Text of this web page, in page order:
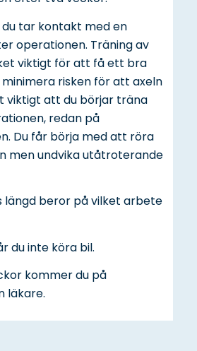
tar kontakt med en
operationen. Träning av
viktigt för att få ett bra
risken för att axeln
viktigt att du börjar träna
redan på
Du får börja med att röra
men undvika utåtroterande
längd beror på vilket arbete
du inte köra bil.
kommer du på
läkare.